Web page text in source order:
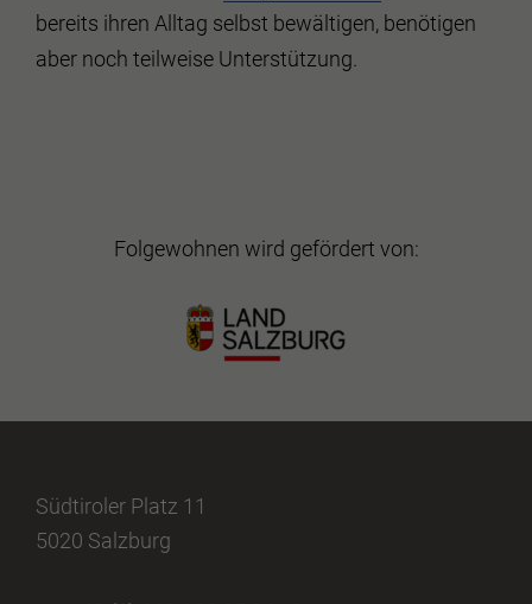
bereits ihren Alltag selbst bewältigen, benötigen
aber noch teilweise Unterstützung.
Folgewohnen wird gefördert von:
Südtiroler Platz 11
5020 Salzburg